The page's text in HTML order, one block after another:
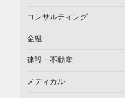
コンサルティング
金融
建設・不動産
メディカル